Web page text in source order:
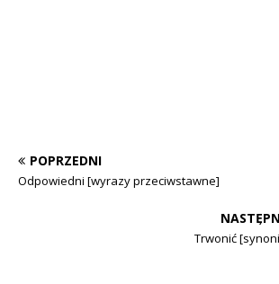
POPRZEDNI
Odpowiedni [wyrazy przeciwstawne]
Trwonić